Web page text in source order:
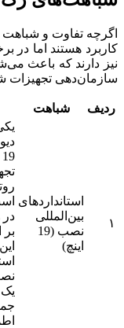
اگرچه تفاوت و شباهت
کاربرد هستند اما در
نیز دارند که باعث
سازمان‌دهی تجهیزات
ردیف شباهت
۱
استانداردهای
بین‌المللی
نصب (19
اینچ)